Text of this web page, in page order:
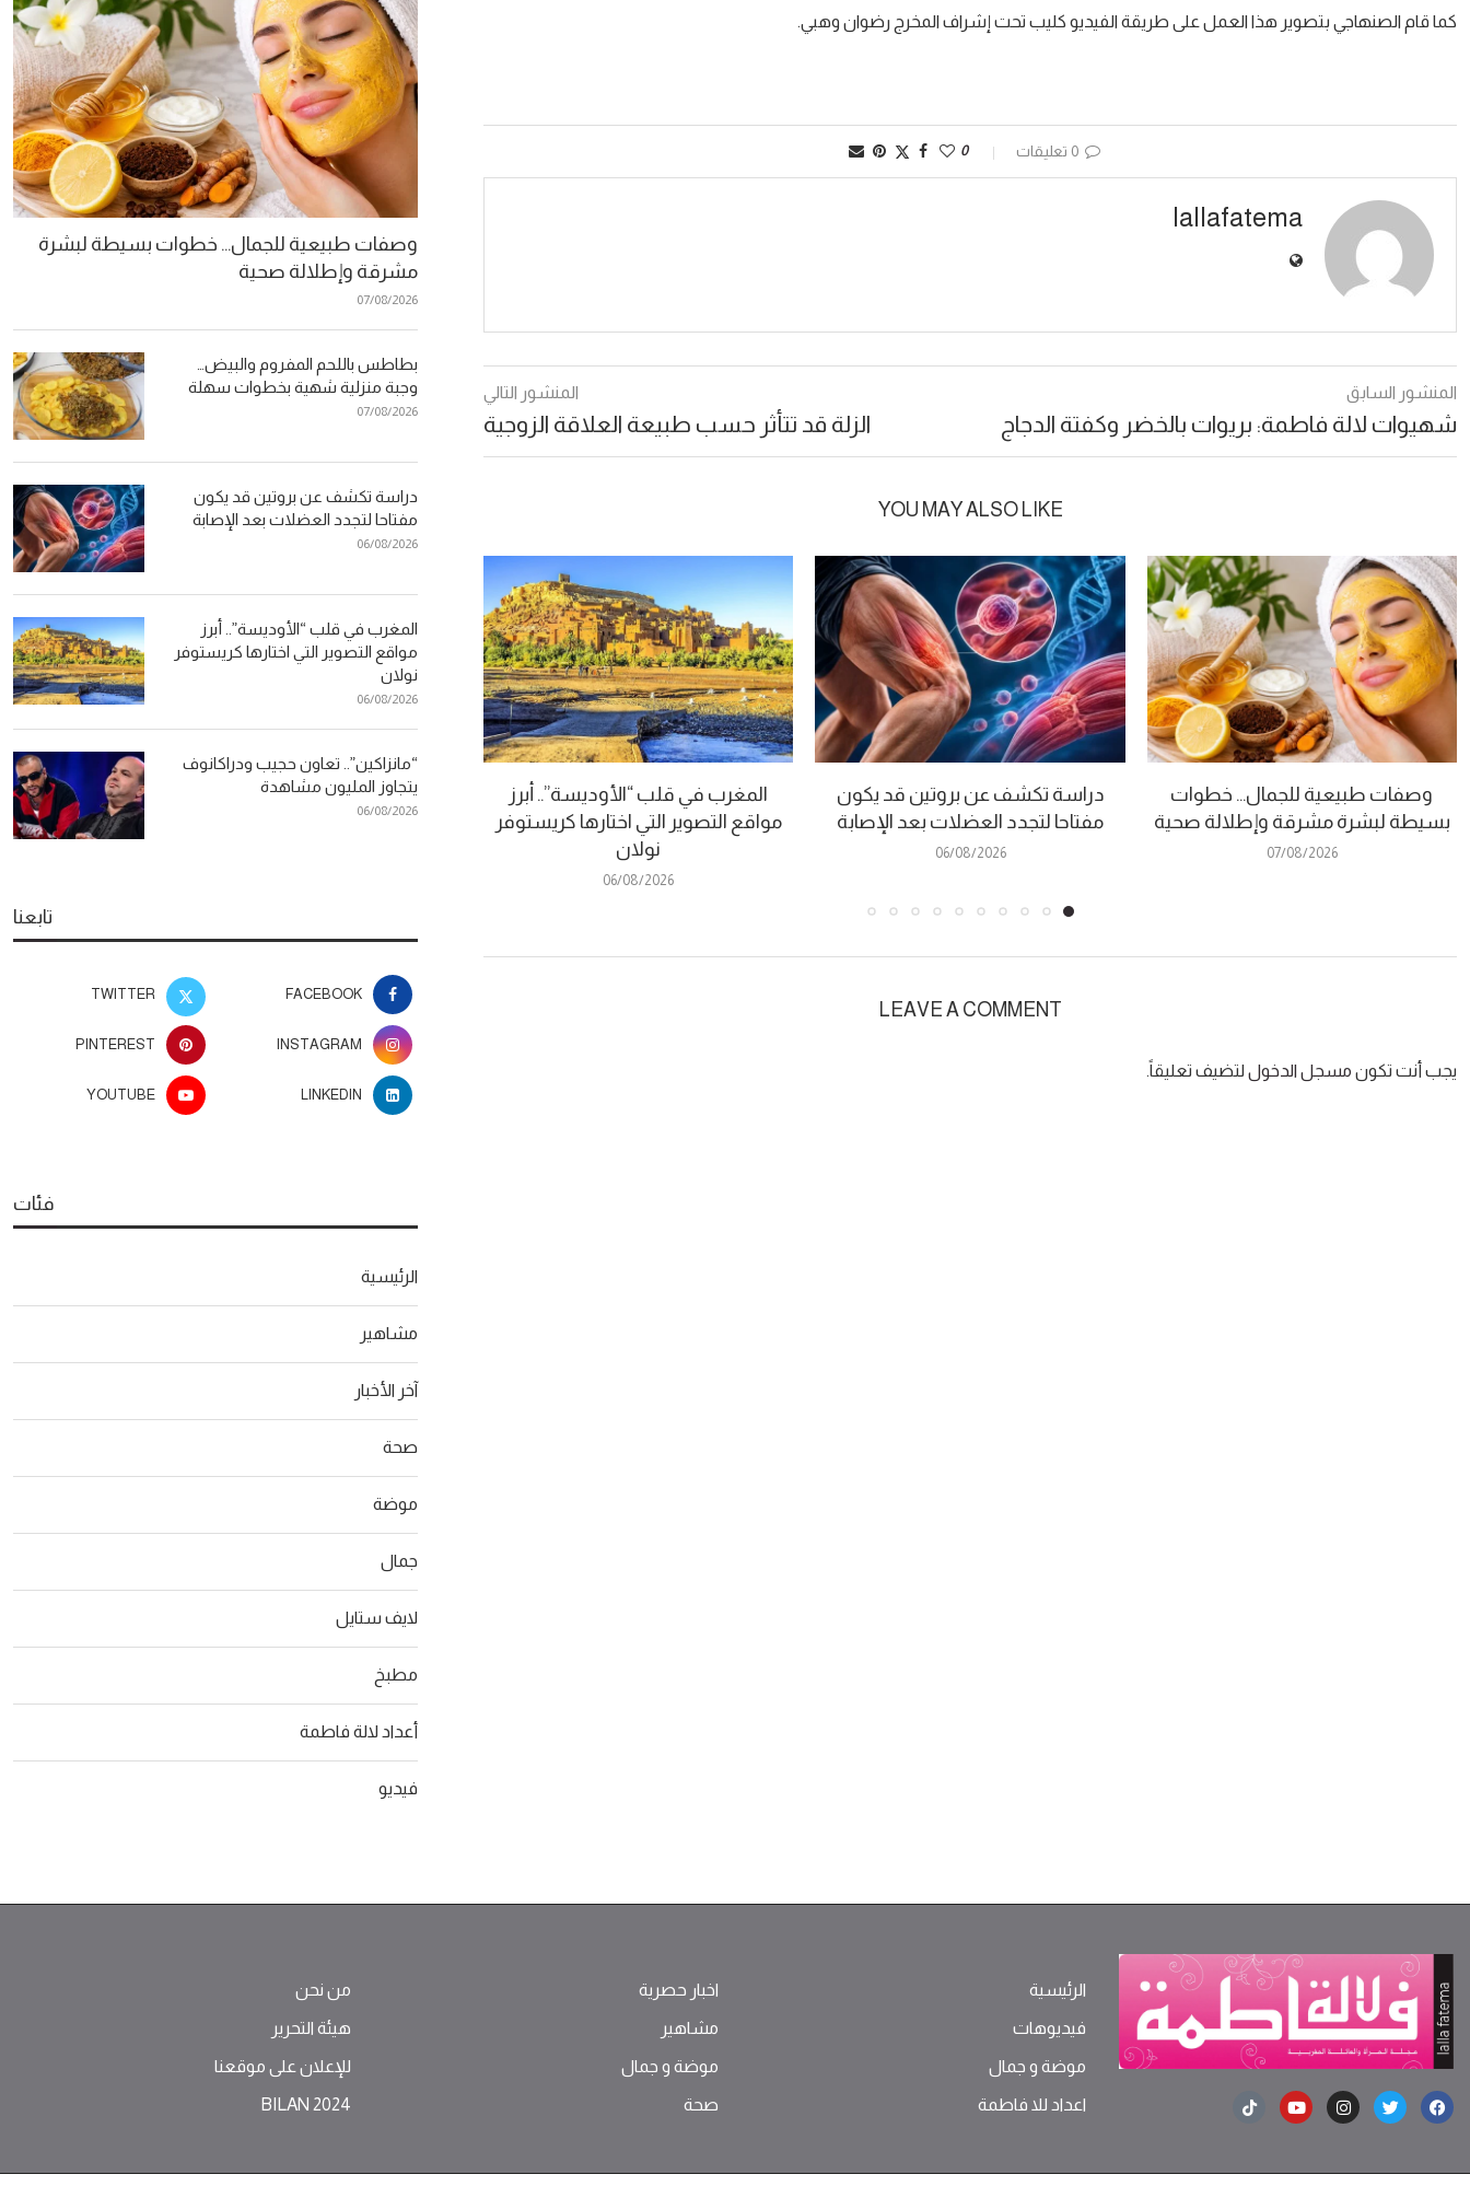
كما قام الصنهاجي بتصوير هذا العمل على طريقة الفيديو كليب تحت إشراف المخرج رضوان وهبي.
0 تعليقات 0
lallafatema
المنشور السابق
شهيوات لالة فاطمة: بريوات بالخضر وكفتة الدجاج
المنشور التالي
الزلة قد تتأثر حسب طبيعة العلاقة الزوجية
YOU MAY ALSO LIKE
وصفات طبيعية للجمال… خطوات
بسيطة لبشرة مشرقة وإطلالة صحية
07/08/2026
دراسة تكشف عن بروتين قد يكون
مفتاحا لتجدد العضلات بعد الإصابة
06/08/2026
المغرب في قلب “الأوديسة”.. أبرز
مواقع التصوير التي اختارها كريستوفر
نولان
06/08/2026
“مانزاكين”.. تعاون حجيب ودراكانوف
يتجاوز المليون مشاهدة
طرق
والحصول
LEAVE A COMMENT
يجب أنت تكون مسجل الدخول لتضيف تعليقاً.
وصفات طبيعية للجمال… خطوات بسيطة لبشرة
مشرقة وإطلالة صحية
07/08/2026
بطاطس باللحم المفروم والبيض…
وجبة منزلية شهية بخطوات سهلة
07/08/2026
دراسة تكشف عن بروتين قد يكون
مفتاحا لتجدد العضلات بعد الإصابة
06/08/2026
المغرب في قلب “الأوديسة”.. أبرز
مواقع التصوير التي اختارها كريستوفر
نولان
06/08/2026
“مانزاكين”.. تعاون حجيب ودراكانوف
يتجاوز المليون مشاهدة
06/08/2026
تابعنا
FACEBOOK
TWITTER
INSTAGRAM
PINTEREST
LINKEDIN
YOUTUBE
فئات
الرئيسية
مشاهير
آخر الأخبار
صحة
موضة
جمال
لايف ستايل
مطبخ
أعداد لالة فاطمة
فيديو
الرئيسية
فيديوهات
موضة ‫و‬ ‫‬‫جمال‬
اعداد للا فاطمة
اخبار حصرية
مشاهير
موضة ‫و‬ ‫‬‫جمال‬
صحة
من نحن
هيئة التحرير
للإعلان على موقعنا
BILAN 2024